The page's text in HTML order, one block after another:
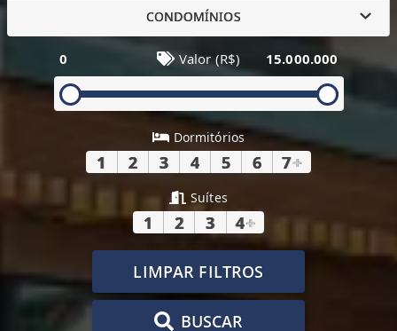
CONDOMÍNIOS
0 Valor (R$) 15.000.000
Dormitórios
1 2 3 4 5 6 7+
Suítes
1 2 3 4+
LIMPAR FILTROS
BUSCAR